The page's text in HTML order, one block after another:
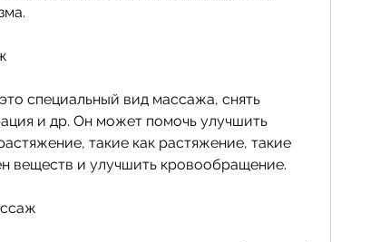
специальный вид массажа, снять
и др. Он может помочь улучшить
такие как растяжение, такие
веществ и улучшить кровообращение.